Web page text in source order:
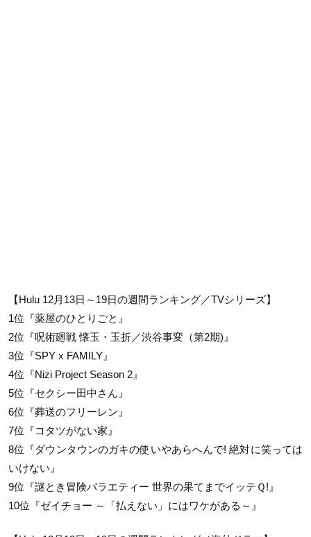
【Hulu 12月13日～19日の週間ランキング／TVシリーズ】
1位『薬屋のひとりごと』
2位『呪術廻戦 懐玉・玉折／渋谷事変（第2期)』
3位『SPY x FAMILY』
4位『Nizi Project Season 2』
5位『セクシー田中さん』
6位『葬送のフリーレン』
7位『コタツがない家』
8位『ダウンタウンのガキの使いやあらへんで! 絶対に笑っては
いけない』
9位『謎とき冒険バラエティー 世界の果てまでイッテＱ!』
10位『ゼイチョー ～「払えない」にはワケがある～』